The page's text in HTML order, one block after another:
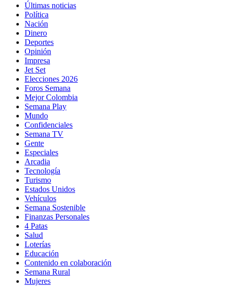
Últimas noticias
Política
Nación
Dinero
Deportes
Opinión
Impresa
Jet Set
Elecciones 2026
Foros Semana
Mejor Colombia
Semana Play
Mundo
Confidenciales
Semana TV
Gente
Especiales
Arcadia
Tecnología
Turismo
Estados Unidos
Vehículos
Semana Sostenible
Finanzas Personales
4 Patas
Salud
Loterías
Educación
Contenido en colaboración
Semana Rural
Mujeres